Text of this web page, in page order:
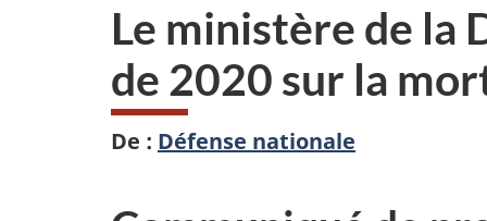
Le ministère de la
de 2020 sur la
De : Défense nationale